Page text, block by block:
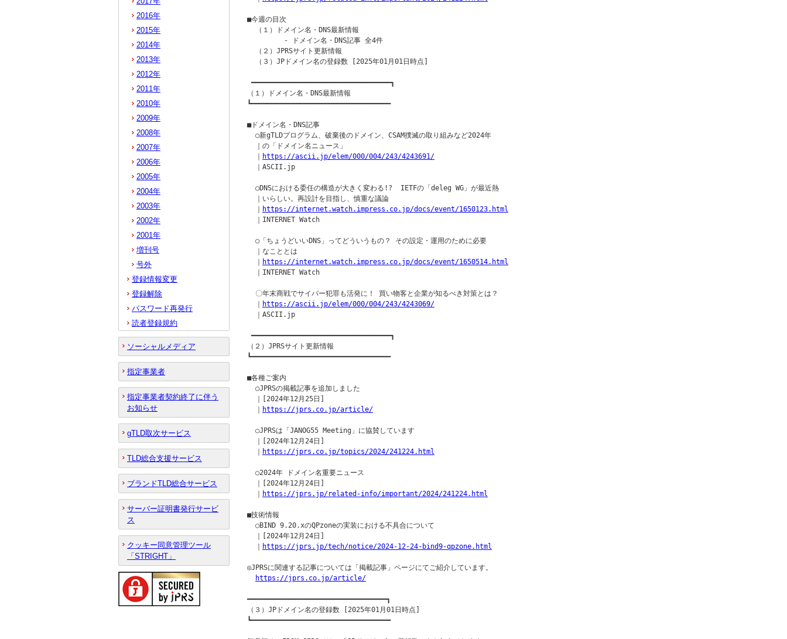
■今週の目次
  （１）ドメイン名・DNS最新情報
         - ドメイン名・DNS記事 全4件
  （２）JPRSサイト更新情報
  （３）JPドメイン名の登録数 [2025年01月01日時点]
━━━━━━━━━━━━━━━━━━━━━━━━━━━━━━━━━━┓
（１）ドメイン名・DNS最新情報
┗━━━━━━━━━━━━━━━━━━━━━━━━━━━━━━━━━━
■ドメイン名・DNS記事
  ○新gTLDプログラム、破棄後のドメイン、CSAM撲滅の取り組みなど2024年
  ｜の「ドメイン名ニュース」
https://ascii.jp/elem/000/004/243/4243691/
  ｜ASCII.jp
  ○DNSにおける委任の構造が大きく変わる!?  IETFの「deleg WG」が最近熱
  ｜いらしい。再設計を目指し、慎重な議論
https://internet.watch.impress.co.jp/docs/event/1650123.html
  ｜INTERNET Watch
  ○「ちょうどいいDNS」ってどういうもの？ その設定・運用のために必要
  ｜なこととは
https://internet.watch.impress.co.jp/docs/event/1650514.html
  ｜INTERNET Watch
  〇年末商戦でサイバー犯罪も活発に！ 買い物客と企業が知るべき対策とは？
https://ascii.jp/elem/000/004/243/4243069/
  ｜ASCII.jp
━━━━━━━━━━━━━━━━━━━━━━━━━━━━━━━━━━┓
（２）JPRSサイト更新情報
┗━━━━━━━━━━━━━━━━━━━━━━━━━━━━━━━━━━
■各種ご案内
  ○JPRSの掲載記事を追加しました
  ｜[2024年12月25日]
https://jprs.co.jp/article/
  ○JPRSは「JANOG55 Meeting」に協賛しています
  ｜[2024年12月24日]
https://jprs.co.jp/topics/2024/241224.html
  ○2024年 ドメイン名重要ニュース
  ｜[2024年12月24日]
https://jprs.jp/related-info/important/2024/241224.html
■技術情報
  ○BIND 9.20.xのQPzoneの実装における不具合について
  ｜[2024年12月24日]
https://jprs.jp/tech/notice/2024-12-24-bind9-qpzone.html
◎JPRSに関連する記事については「掲載記事」ページにてご紹介しています。
https://jprs.co.jp/article/
━━━━━━━━━━━━━━━━━━━━━━━━━━━━━━━━━━┓
（３）JPドメイン名の登録数 [2025年01月01日時点]
┗━━━━━━━━━━━━━━━━━━━━━━━━━━━━━━━━━━
2016年
2015年
2014年
2013年
2012年
2011年
2010年
2009年
2008年
2007年
2006年
2005年
2004年
2003年
2002年
2001年
増刊号
号外
登録情報変更
登録解除
パスワード再発行
読者登録規約
ソーシャルメディア
指定事業者
指定事業者契約終了に伴う
お知らせ
gTLD取次サービス
TLD総合支援サービス
ブランドTLD総合サービス
サーバー証明書発行サービ
ス
クッキー同意管理ツール
「STRIGHT」